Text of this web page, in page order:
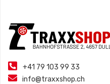
+41 79 103 99 33
info@traxxshop.ch